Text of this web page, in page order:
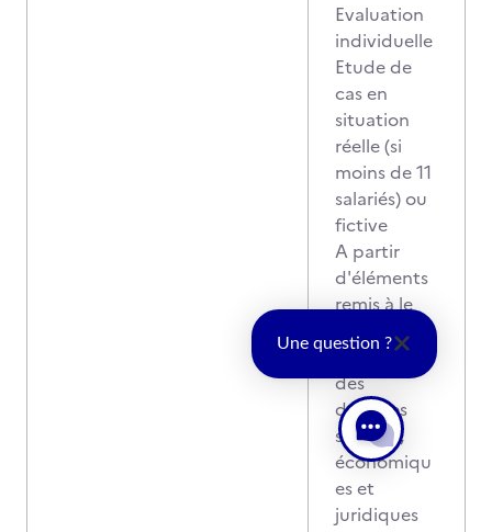
Evaluation
individuelle
Etude de
cas en
situation
réelle (si
moins de 11
salariés) ou
fictive
A partir
d'éléments
remis à le
candidat
concernant
des
données
sociales,
économiqu
es et
juridiques
Une question ?